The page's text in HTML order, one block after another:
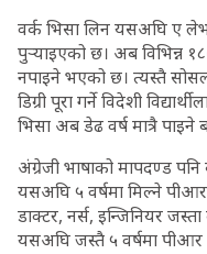
वर्क भिसा लिन यसअघि ए
पुर्‍याइएको छ। अब विभिन्न
नपाइने भएको छ। त्यस्तै
डिग्री पूरा गर्ने विदेशी
भिसा अब डेढ वर्ष मात्रै पाइने
अंग्रेजी भाषाको मापदण्ड
यसअघि ५ वर्षमा मिल्ने
डाक्टर, नर्स, इन्जिनियर
यसअघि जस्तै ५ वर्षमा